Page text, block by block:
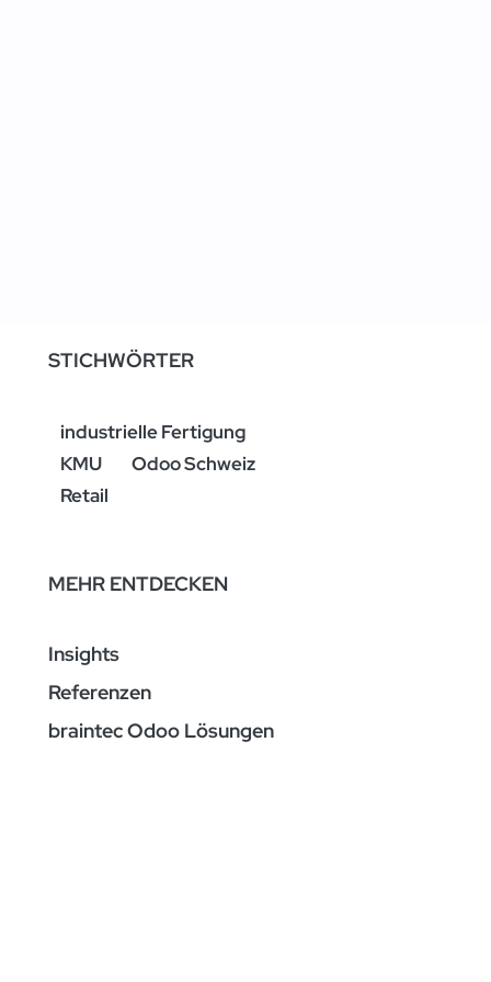
STICHWÖRTER
industrielle Fertigung
KMU
Odoo Schweiz
Retail
MEHR ENTDECKEN
Insights
Referenzen
braintec Odoo Lösungen